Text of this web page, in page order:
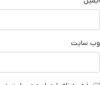
وب‌ سایت